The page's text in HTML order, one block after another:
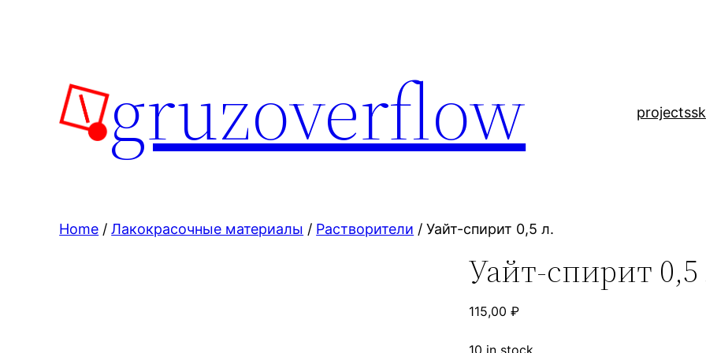
gruzoverflow projects
Home /Лакокрасочные материалы / Растворители / Уайт-спирит 0,5 л.
Уайт-спирит 0,5
115,00₽
10 in stock